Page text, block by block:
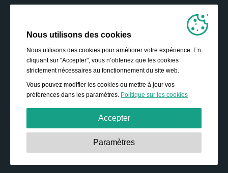
Nous utilisons des cookies
Nous utilisons des cookies pour améliorer votre expérience. En
cliquant sur "Accepter", vous n’obtenez que les cookies
strictement nécessaires au fonctionnement du site web.
Vous pouvez modifier les cookies ou mettre à jour vos
préférences dans les paramètres. Politique sur les cookies
Accepter
Strictement nécessaires:
Ces cookies sont essentiels
Paramètres